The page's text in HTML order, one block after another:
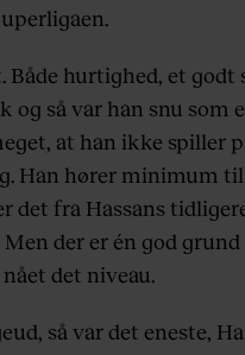
Både hurtighed, et godt
og så var han snu som
at han ikke spiller
Han hører minimum
det fra Hassans
der er én god
det niveau.
så var det eneste,